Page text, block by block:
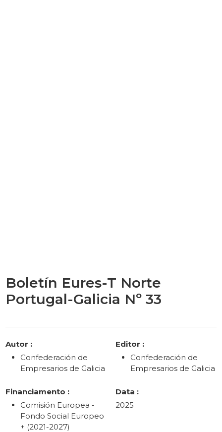
Boletín Eures-T Norte
Portugal-Galicia Nº 33
Autor :
Confederación de
Empresarios de Galicia
Editor :
Confederación de
Empresarios de Galicia
Financiamento :
Comisión Europea -
Fondo Social Europeo
+ (2021-2027)
Data :
2025